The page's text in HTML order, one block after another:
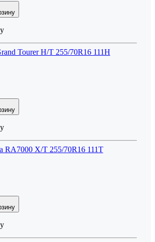
Tourer H/T 255/70R16 111H
RA7000 X/T 255/70R16 111T